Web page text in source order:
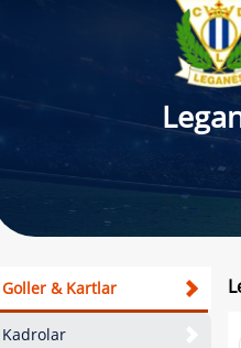
Goller & Kartlar
Kadrolar